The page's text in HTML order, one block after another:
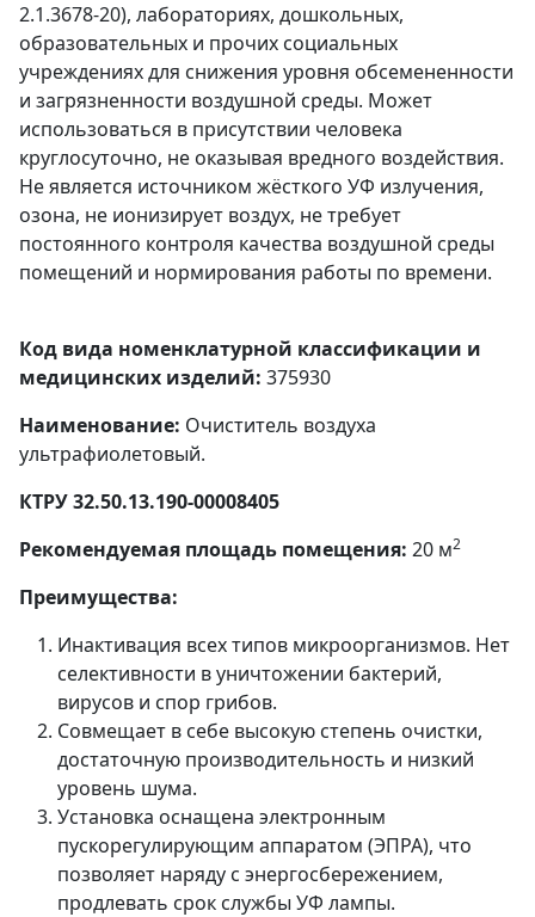
2.1.3678-20), лабораториях, дошкольных,
образовательных и прочих социальных
учреждениях для снижения уровня обсемененности
и загрязненности воздушной среды. Может
использоваться в присутствии человека
круглосуточно, не оказывая вредного воздействия.
Не является источником жёсткого УФ излучения,
озона, не ионизирует воздух, не требует
постоянного контроля качества воздушной среды
помещений и нормирования работы по времени.
Код вида номенклатурной классификации и
медицинских изделий: 375930
Наименование: Очиститель воздуха
ультрафиолетовый.
КТРУ 32.50.13.190-00008405
Рекомендуемая площадь помещения: 20 м2
Преимущества:
Инактивация всех типов микроорганизмов. Нет
селективности в уничтожении бактерий,
вирусов и спор грибов.
Совмещает в себе высокую степень очистки,
достаточную производительность и низкий
уровень шума.
Установка оснащена электронным
пускорегулирующим аппаратом (ЭПРА), что
позволяет наряду с энергосбережением,
продлевать срок службы УФ лампы.